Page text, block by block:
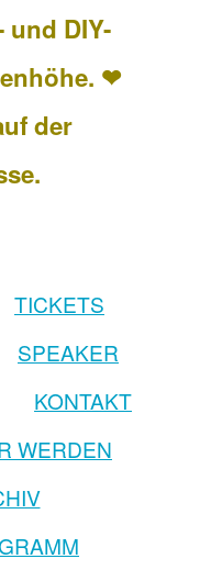
DIY-
❤
der
TICKETS
SPEAKER
KONTAKT
WERDEN